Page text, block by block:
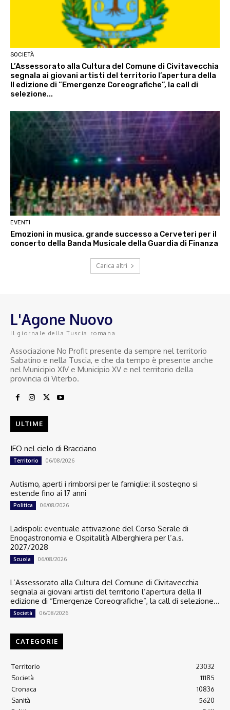
SOCIETÀ
L’Assessorato alla Cultura del Comune di Civitavecchia
segnala ai giovani artisti del territorio l’apertura della
II edizione di “Emergenze Coreografiche”, la call di
selezione...
EVENTI
Emozioni in musica, grande successo a Cerveteri per il
concerto della Banda Musicale della Guardia di Finanza
Carica altri
L'Agone Nuovo
Il giornale della Tuscia romana
Associazione No Profit presente da sempre nel territorio
Sabatino e nella Tuscia, e che da tempo è presente anche
nel Municipio XIV e Municipio XV e nel territorio della
provincia di Viterbo.
ULTIME
IFO nel cielo di Bracciano
Territorio 06/08/2026
Autismo, aperti i rimborsi per le famiglie: il sostegno si
estende fino ai 17 anni
Politica 06/08/2026
Ladispoli: eventuale attivazione del Corso Serale di
Enogastronomia e Ospitalità Alberghiera per l’a.s.
2027/2028
Scuola 06/08/2026
L’Assessorato alla Cultura del Comune di Civitavecchia
segnala ai giovani artisti del territorio l’apertura della II
edizione di “Emergenze Coreografiche”, la call di selezione...
Società 06/08/2026
CATEGORIE
Territorio
23032
Società
11185
Cronaca
10836
Sanità
5620